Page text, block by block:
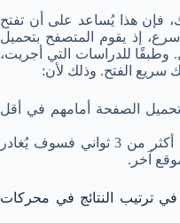
فإن هذا يُساعد على أن تفتح
إذ يقوم المتصفح بتحميل
وطبقًا للدراسات التي أجريت،
سريع الفتح. وذلك لأن:
تحميل الصفحة أمامهم في أقل
وفي حالة تأخر فتح موقعك إلى أكثر من 3 ثواني فسوف يُغادر
في ترتيب النتائج في محركات